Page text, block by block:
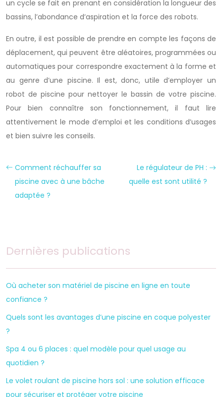
un cycle se fait en prenant en considération la longueur des
bassins, l’abondance d’aspiration et la force des robots.
En outre, il est possible de prendre en compte les façons de
déplacement, qui peuvent être aléatoires, programmées ou
automatiques pour correspondre exactement à la forme et
au genre d’une piscine. Il est, donc, utile d’employer un
robot de piscine pour nettoyer le bassin de votre piscine.
Pour bien connaître son fonctionnement, il faut lire
attentivement le mode d’emploi et les conditions d’usages
et bien suivre les conseils.
Comment réchauffer sa
piscine avec à une bâche
adaptée ?
Le régulateur de PH :
quelle est sont utilité ?
Dernières publications
Où acheter son matériel de piscine en ligne en toute
confiance ?
Quels sont les avantages d’une piscine en coque polyester
?
Spa 4 ou 6 places : quel modèle pour quel usage au
quotidien ?
Le volet roulant de piscine hors sol : une solution efficace
pour sécuriser et protéger votre piscine